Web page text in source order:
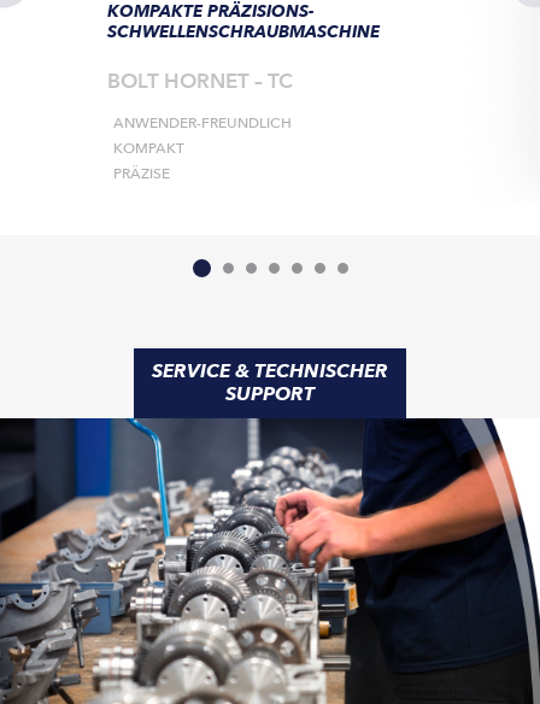
KOMPAKTE PRÄZISIONS-
SCHWELLENSCHRAUBMASCHINE
BOLT HORNET – TC
ANWENDER-FREUNDLICH
KOMPAKT
PRÄZISE
SERVICE & TECHNISCHER
SUPPORT